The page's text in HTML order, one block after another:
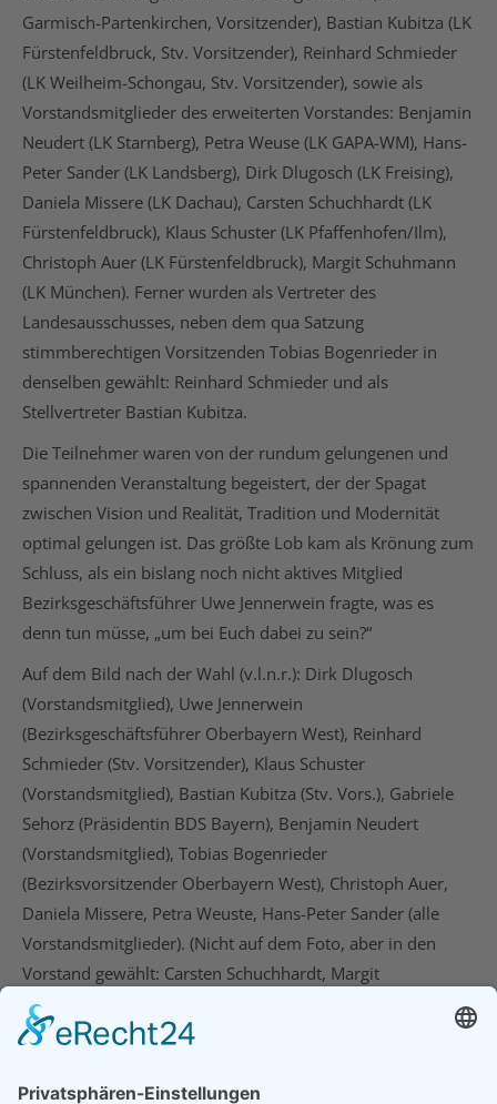
Garmisch-Partenkirchen, Vorsitzender), Bastian Kubitza (LK
Fürstenfeldbruck, Stv. Vorsitzender), Reinhard Schmieder
(LK Weilheim-Schongau, Stv. Vorsitzender), sowie als
Vorstandsmitglieder des erweiterten Vorstandes: Benjamin
Neudert (LK Starnberg), Petra Weuse (LK GAPA-WM), Hans-
Peter Sander (LK Landsberg), Dirk Dlugosch (LK Freising),
Daniela Missere (LK Dachau), Carsten Schuchhardt (LK
Fürstenfeldbruck), Klaus Schuster (LK Pfaffenhofen/Ilm),
Christoph Auer (LK Fürstenfeldbruck), Margit Schuhmann
(LK München). Ferner wurden als Vertreter des
Landesausschusses, neben dem qua Satzung
stimmberechtigen Vorsitzenden Tobias Bogenrieder in
denselben gewählt: Reinhard Schmieder und als
Stellvertreter Bastian Kubitza.
Die Teilnehmer waren von der rundum gelungenen und
spannenden Veranstaltung begeistert, der der Spagat
zwischen Vision und Realität, Tradition und Modernität
optimal gelungen ist. Das größte Lob kam als Krönung zum
Schluss, als ein bislang noch nicht aktives Mitglied
Bezirksgeschäftsführer Uwe Jennerwein fragte, was es
denn tun müsse, „um bei Euch dabei zu sein?“
Auf dem Bild nach der Wahl (v.l.n.r.): Dirk Dlugosch
(Vorstandsmitglied), Uwe Jennerwein
(Bezirksgeschäftsführer Oberbayern West), Reinhard
Schmieder (Stv. Vorsitzender), Klaus Schuster
(Vorstandsmitglied), Bastian Kubitza (Stv. Vors.), Gabriele
Sehorz (Präsidentin BDS Bayern), Benjamin Neudert
(Vorstandsmitglied), Tobias Bogenrieder
(Bezirksvorsitzender Oberbayern West), Christoph Auer,
Daniela Missere, Petra Weuste, Hans-Peter Sander (alle
Vorstandsmitglieder). (Nicht auf dem Foto, aber in den
Vorstand gewählt: Carsten Schuchhardt, Margit
Schuhmann).